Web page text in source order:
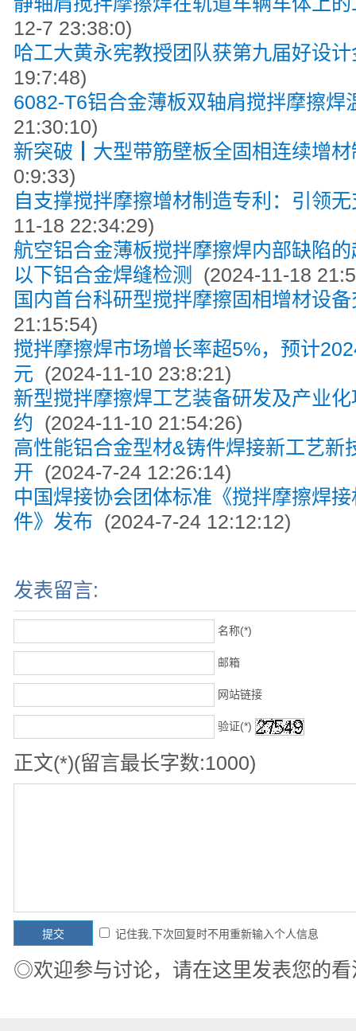
12-7 23:38:0)
哈工大黄永宪教授团队获第九届好设
19:7:48)
6082⁃T6铝合金薄板双轴肩搅拌摩擦焊
21:30:10)
新突破┃大型带筋壁板全固相连续增材
0:9:33)
自支撑搅拌摩擦增材制造专利：引领
11-18 22:34:29)
航空铝合金薄板搅拌摩擦焊内部缺陷
以下铝合金焊缝检测
(2024-11-18
国内首台科研型搅拌摩擦固相增材设
21:15:54)
搅拌摩擦焊市场增长率超5%，预计
元 (2024-11-10 23:8:21)
新型搅拌摩擦焊工艺装备研发及产业
约 (2024-11-10 21:54:26)
高性能铝合金型材&铸件焊接新工艺新
开 (2024-7-24 12:26:14)
中国焊接协会团体标准《搅拌摩擦焊
件》发布 (2024-7-24 12:12:12)
发表留言:
名称(*)
邮箱
网站链接
验证(*)
正文(*)(留言最长字数:1000)
记住我,下次回复时不用重新输入个人信息
◎欢迎参与讨论，请在这里发表您的